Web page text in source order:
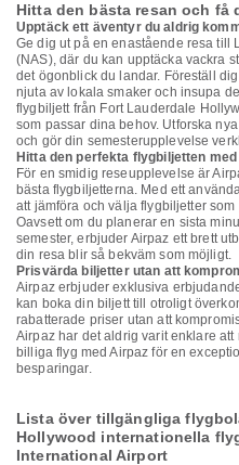
Hitta den bästa resan och få
Upptäck ett äventyr du aldrig
Ge dig ut på en enastående resa till
(NAS), där du kan upptäcka vackra
det ögonblick du landar. Föreställ
njuta av lokala smaker och insupa
flygbiljett från Fort Lauderdale
som passar dina behov. Utforska
och gör din semesterupplevelse
Hitta den perfekta flygbiljetten
För en smidig reseupplevelse är
bästa flygbiljetterna. Med ett
att jämföra och välja flygbiljetter
Oavsett om du planerar en sista
semester, erbjuder Airpaz ett brett
din resa blir så bekväm som möjligt.
Prisvärda biljetter utan att
Airpaz erbjuder exklusiva
kan boka din biljett till otroligt
rabatterade priser utan att
Airpaz har det aldrig varit enklare
billiga flyg med Airpaz för en
besparingar.
Lista över tillgängliga
Hollywood internationella
International Airport